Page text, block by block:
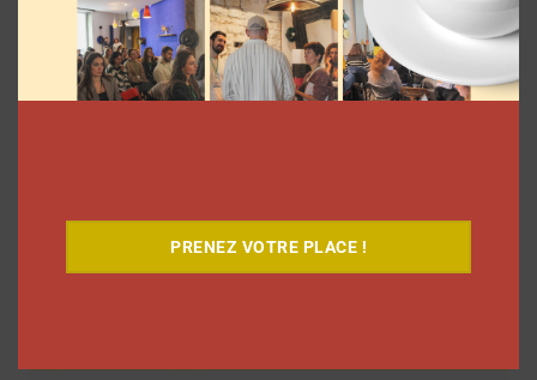
La rédaction 3 août 2026
PRENEZ VOTRE PLACE !